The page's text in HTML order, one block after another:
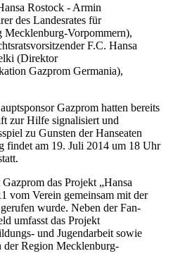
Rostock - Armin
des Landesrates für
Vorpommern),
F.C. Hansa
(Direktor
Gazprom Germania),
Gazprom hatten bereits
zur Hilfe signalisiert und
zu Gunsten der Hanseaten
findet am 19. Juli 2014 um 18 Uhr
das Projekt „Hansa
vom Verein gemeinsam mit der
wurde. Neben der Fan-
umfasst das Projekt
und Jugendarbeit sowie
der Region Mecklenburg-